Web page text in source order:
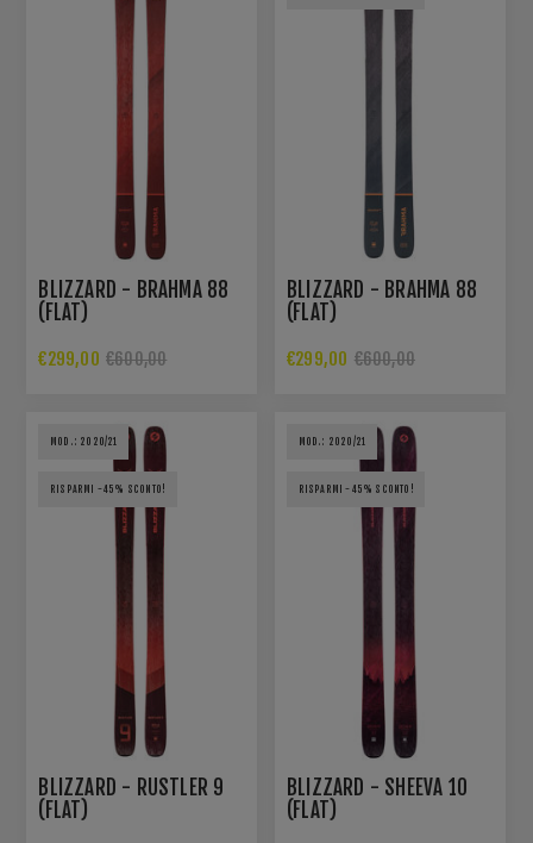
BLIZZARD - BRAHMA 88
(FLAT)
€299,00 €600,00
BLIZZARD - BRAHMA 88
(FLAT)
€299,00 €600,00
MOD.: 2020/21
RISPARMI -45% SCONTO!
BLIZZARD - RUSTLER 9
(FLAT)
MOD.: 2020/21
RISPARMI -45% SCONTO!
BLIZZARD - SHEEVA 10
(FLAT)